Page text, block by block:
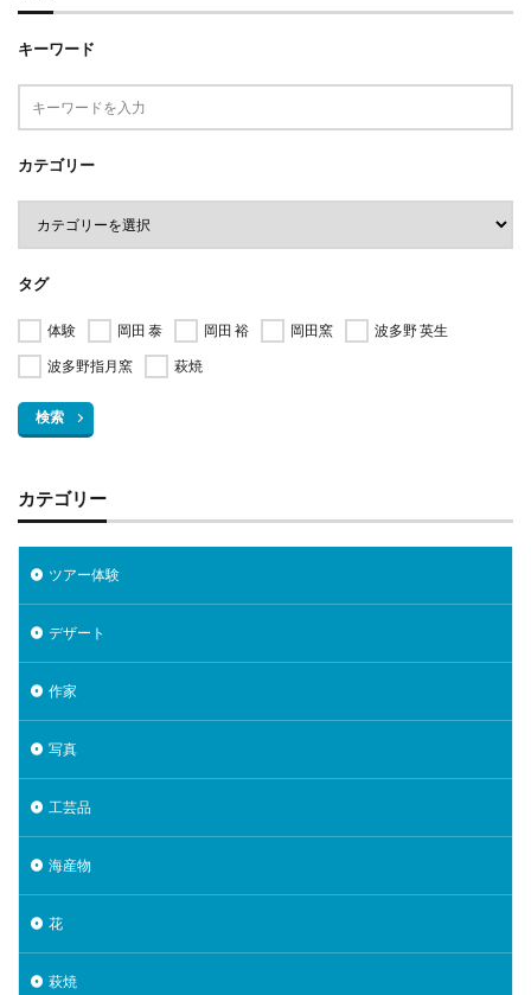
キーワード
カテゴリー
タグ
体験 岡田 泰 岡田 裕 岡田窯
波多野 英生
波多野指月窯
萩焼
検索
カテゴリー
ツアー体験
デザート
作家
写真
工芸品
海産物
花
萩焼